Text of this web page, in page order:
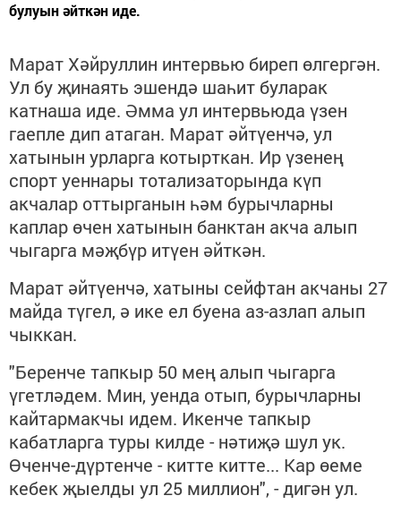
булуын әйткән иде.
Марат Хәйруллин интервью биреп өлгергән.
Ул бу җинаять эшендә шаһит буларак
катнаша иде. Әмма ул интервьюда үзен
гаепле дип атаган. Марат әйтүенчә, ул
хатынын урларга котырткан. Ир үзенең
спорт уеннары тотализаторында күп
акчалар оттырганын һәм бурычларны
каплар өчен хатынын банктан акча алып
чыгарга мәҗбүр итүен әйткән.
Марат әйтүенчә, хатыны сейфтан акчаны 27
майда түгел, ә ике ел буена аз-азлап алып
чыккан.
"Беренче тапкыр 50 мең алып чыгарга
үгетләдем. Мин, уенда отып, бурычларны
кайтармакчы идем. Икенче тапкыр
кабатларга туры килде - нәтиҗә шул ук.
Өченче-дүртенче - китте китте... Кар өеме
кебек җыелды ул 25 миллион", - дигән ул.